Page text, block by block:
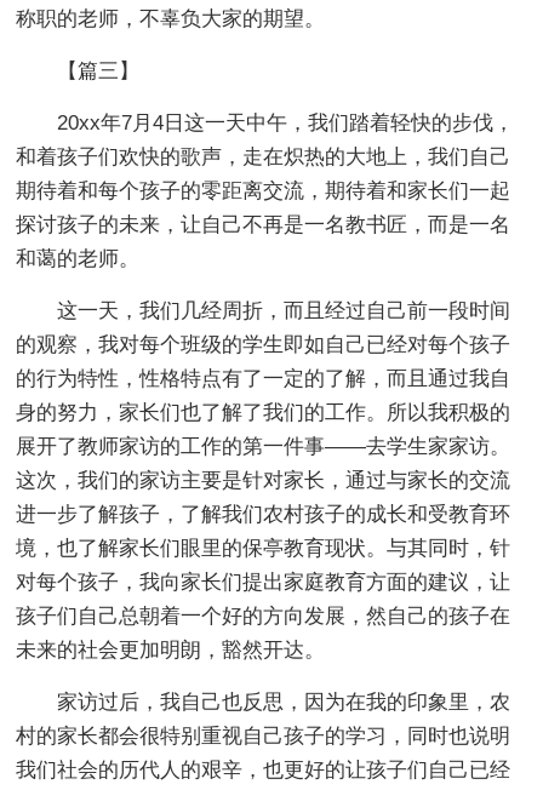
称职的老师，不辜负大家的期望。
【篇三】
20xx年7月4日这一天中午，我们踏着轻快的步伐，
和着孩子们欢快的歌声，走在炽热的大地上，我们自己
期待着和每个孩子的零距离交流，期待着和家长们一起
探讨孩子的未来，让自己不再是一名教书匠，而是一名
和蔼的老师。
这一天，我们几经周折，而且经过自己前一段时间
的观察，我对每个班级的学生即如自己已经对每个孩子
的行为特性，性格特点有了一定的了解，而且通过我自
身的努力，家长们也了解了我们的工作。所以我积极的
展开了教师家访的工作的第一件事——去学生家家访。
这次，我们的家访主要是针对家长，通过与家长的交流
进一步了解孩子，了解我们农村孩子的成长和受教育环
境，也了解家长们眼里的保亭教育现状。与其同时，针
对每个孩子，我向家长们提出家庭教育方面的建议，让
孩子们自己总朝着一个好的方向发展，然自己的孩子在
未来的社会更加明朗，豁然开达。
家访过后，我自己也反思，因为在我的印象里，农
村的家长都会很特别重视自己孩子的学习，同时也说明
我们社会的历代人的艰辛，也更好的让孩子们自己已经